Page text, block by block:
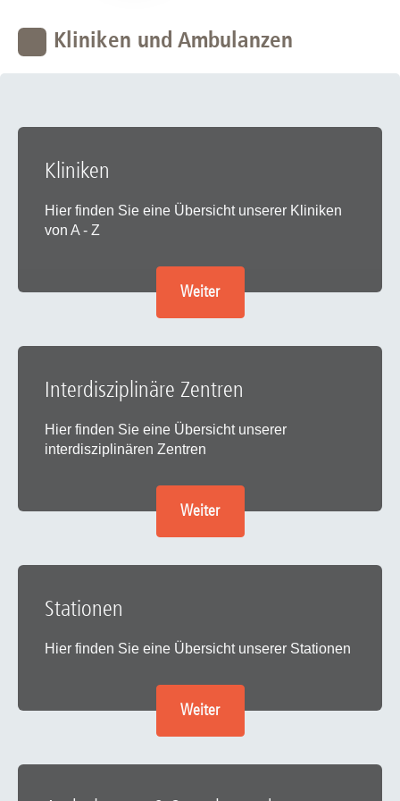
Kliniken und Ambulanzen
Kliniken
Hier finden Sie eine Übersicht unserer Kliniken
von A - Z
Weiter
Interdisziplinäre Zentren
Hier finden Sie eine Übersicht unserer
interdisziplinären Zentren
Weiter
Stationen
Hier finden Sie eine Übersicht unserer Stationen
Weiter